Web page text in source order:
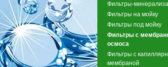
Фильтры-
Фильтры на мойку
Фильтры под мойку
Фильтры с
осмоса
Фильтры с
мембраной